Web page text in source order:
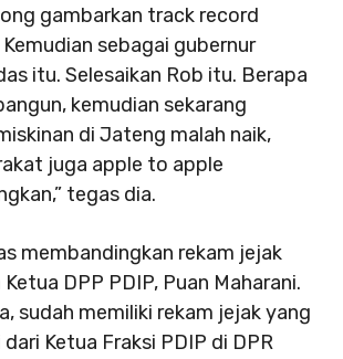
gambarkan track record
Kemudian sebagai gubernur
itu. Selesaikan Rob itu. Berapa
kemudian sekarang
di Jateng malah naik,
juga apple to apple
tegas dia.
membandingkan rekam jejak
DPP PDIP, Puan Maharani.
sudah memiliki rekam jejak yang
Ketua Fraksi PDIP di DPR